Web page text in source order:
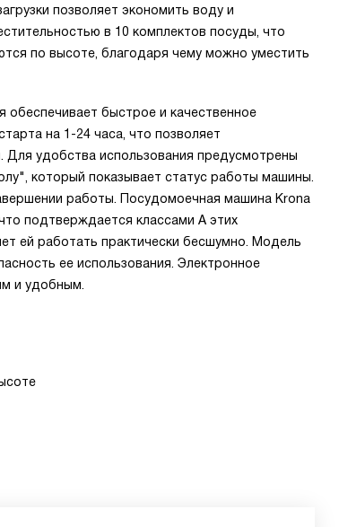
позволяет экономить воду и
в 10 комплектов посуды, что
по высоте, благодаря чему можно уместить
обеспечивает быстрое и качественное
на 1-24 часа, что позволяет
удобства использования предусмотрены
который показывает статус работы машины.
работы. Посудомоечная машина Krona
подтверждается классами A этих
ей работать практически бесшумно. Модель
ее использования. Электронное
и удобным.